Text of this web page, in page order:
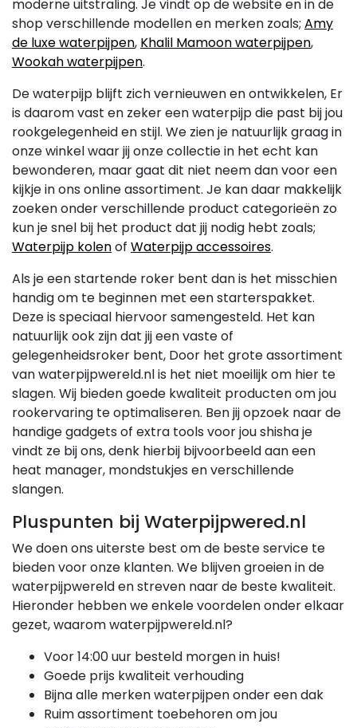
moderne uitstraling. Je vindt op de website en in de
shop verschillende modellen en merken zoals; Amy
de luxe waterpijpen, Khalil Mamoon waterpijpen,
Wookah waterpijpen.
De waterpijp blijft zich vernieuwen en ontwikkelen, Er
is daarom vast en zeker een waterpijp die past bij jou
rookgelegenheid en stijl. We zien je natuurlijk graag in
onze winkel waar jij onze collectie in het echt kan
bewonderen, maar gaat dit niet neem dan voor een
kijkje in ons online assortiment. Je kan daar makkelijk
zoeken onder verschillende product categorieën zo
kun je snel bij het product dat jij nodig hebt zoals;
Waterpijp kolenof Waterpijp accessoires.
Als je een startende roker bent dan is het misschien
handig om te beginnen met een starterspakket.
Deze is speciaal hiervoor samengesteld. Het kan
natuurlijk ook zijn dat jij een vaste of
gelegenheidsroker bent, Door het grote assortiment
van waterpijpwereld.nl is het niet moeilijk om hier te
slagen. Wij bieden goede kwaliteit producten om jou
rookervaring te optimaliseren. Ben jij opzoek naar de
handige gadgets of extra tools voor jou shisha je
vindt ze bij ons, denk hierbij bijvoorbeeld aan een
heat manager, mondstukjes en verschillende
slangen.
Pluspunten bij Waterpijpwered.nl
We doen ons uiterste best om de beste service te
bieden voor onze klanten. We blijven groeien in de
waterpijpwereld en streven naar de beste kwaliteit.
Hieronder hebben we enkele voordelen onder elkaar
gezet, waarom waterpijpwereld.nl?
Voor 14:00 uur besteld morgen in huis!
Goede prijs kwaliteit verhouding
Bijna alle merken waterpijpen onder een dak
Ruim assortiment toebehoren om jou